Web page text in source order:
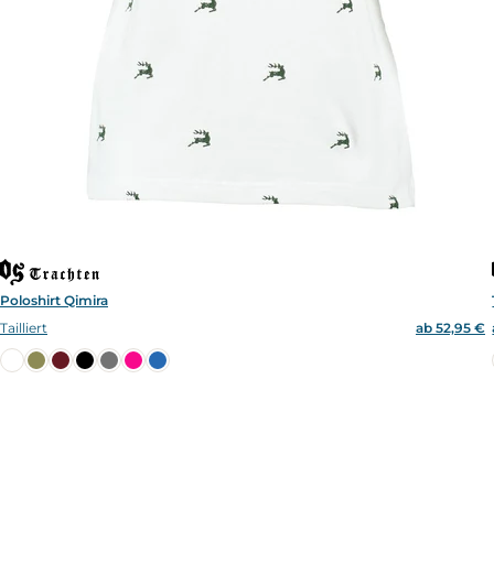
Poloshirt Qimira
Tailliert
ab 52,95 €